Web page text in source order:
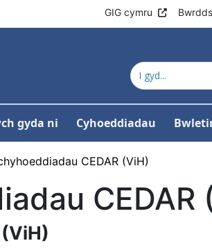
GIG cymru
Amdanom niar gyfer Ein gwaith
gyda ni Cyhoeddiadau
CEDAR (ViH)
CEDAR